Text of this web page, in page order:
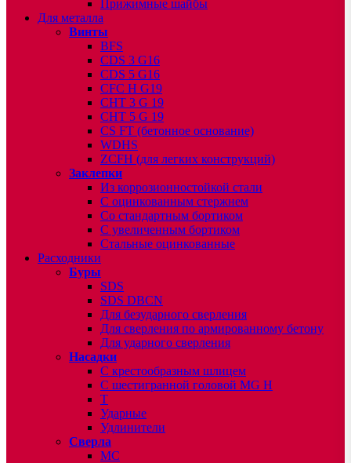
Прижимные шайбы
Для металла
Винты
BFS
CDS 3 G16
CDS 5 G16
CFC H G19
CHT 3 G 19
CHT 5 G 19
CS FT (бетонное основание)
WDHS
ZCFH (для легких конструкций)
Заклепки
Из коррозионностойкой стали
С оцинкованным стержнем
Со стандартным бортиком
С увеличенным бортиком
Стальные оцинкованные
Расходники
Буры
SDS
SDS DBCN
Для безударного сверления
Для сверления по армированному бетону
Для ударного сверления
Насадки
С крестообразным шлицем
С шестигранной головой MG H
T
Ударные
Удлинители
Сверла
МС